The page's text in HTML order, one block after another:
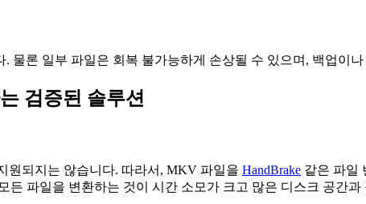
론 일부 파일은 회복 불가능하게 손상될 수 있으며, 백업이
검증된 솔루션
원되지는 않습니다. 따라서, MKV 파일을 HandBrake 같은 파일
파일을 변환하는 것이 시간 소모가 크고 많은 디스크 공간